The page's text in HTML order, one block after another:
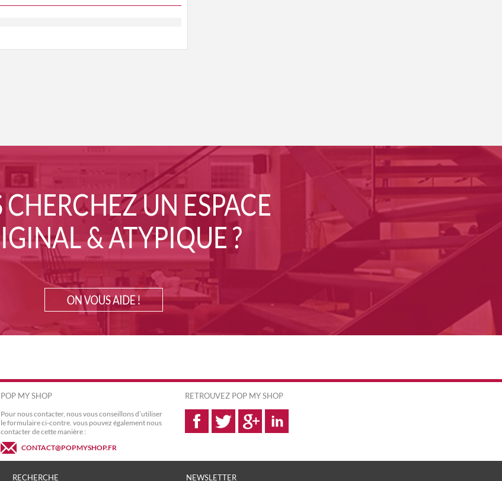
POP MY SHOP
Pour nous contacter, nous vous conseillons d’utiliser
le formulaire ci-contre. vous pouvez également nous
contacter de cette manière :
CONTACT@POPMYSHOP.FR
RETROUVEZ POP MY SHOP
RECHERCHE NEWSLETTER